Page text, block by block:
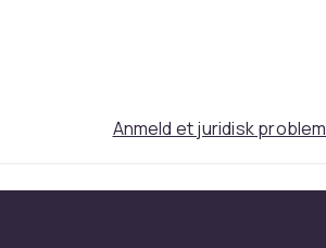
stærk tråd.
sæt vil bringe en ung
Anmeld et juridisk problem